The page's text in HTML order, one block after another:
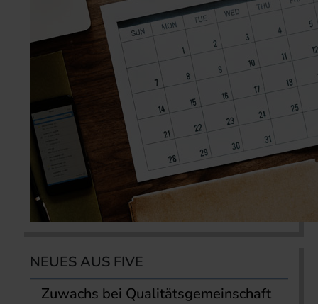
NEUES AUS FIVE
Zuwachs bei Qualitätsgemeinschaft